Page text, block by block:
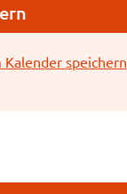
Kalender speichern